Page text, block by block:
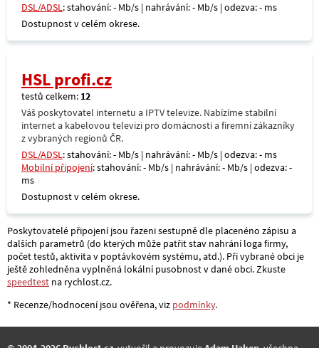
DSL/ADSL: stahování: - Mb/s | nahrávání: - Mb/s | odezva: - ms
Dostupnost v celém okrese.
HSL profi.cz
testů celkem: 12
Váš poskytovatel internetu a IPTV televize. Nabízíme stabilní
internet a kabelovou televizi pro domácnosti a firemní zákazníky
z vybraných regionů ČR.
DSL/ADSL: stahování: - Mb/s | nahrávání: - Mb/s | odezva: - ms
Mobilní připojení: stahování: - Mb/s | nahrávání: - Mb/s | odezva: -
ms
Dostupnost v celém okrese.
Poskytovatelé připojení jsou řazeni sestupně dle placenéno zápisu a
dalších parametrů (do kterých může patřit stav nahrání loga firmy,
počet testů, aktivita v poptávkovém systému, atd.). Při vybrané obci je
ještě zohledněna vyplněná lokální pusobnost v dané obci. Zkuste
speedtest na rychlost.cz.
* Recenze/hodnocení jsou ověřena, viz podmínky.